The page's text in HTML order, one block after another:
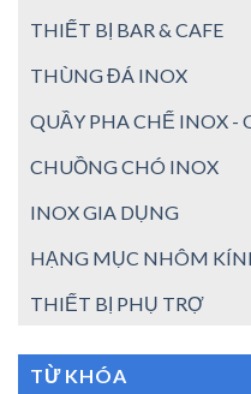
THIẾT BỊ BAR & CAFE
THÙNG ĐÁ INOX
QUẦY PHA CHẾ INOX -
CHUỒNG CHÓ INOX
INOX GIA DỤNG
HẠNG MỤC NHÔM
THIẾT BỊ PHỤ TRỢ
TỪ KHÓA